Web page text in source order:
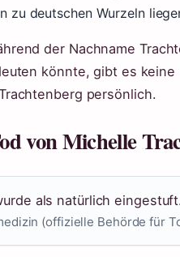
zu deutschen Wurzeln
der Nachname
könnte, gibt es
persönlich.
von Michelle
als natürlich
(offizielle Behörde für